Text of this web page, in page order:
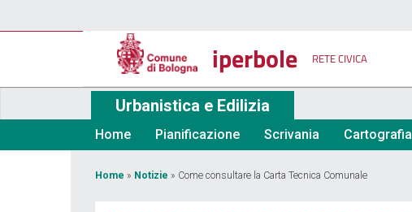
iperbole RETE CIVICA
Urbanistica e Edilizia
Home Pianificazione Scrivania Cartografia
Tu
Home » Notizie » Come consultare la Carta Tecnica Comunale